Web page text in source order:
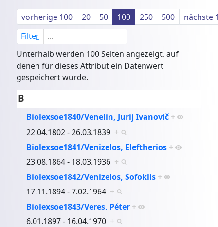
vorherige 100 20 50 100 250 500
nächste
Filter
Unterhalb werden 100 Seiten angezeigt, auf
denen für dieses Attribut ein Datenwert
gespeichert wurde.
B
Biolexsoe1840/Venelin, Jurij Ivanovič +
22.04.1802 - 26.03.1839 +
Biolexsoe1841/Venizelos, Eleftherios +
23.08.1864 - 18.03.1936 +
Biolexsoe1842/Venizelos, Sofoklis +
17.11.1894 - 7.02.1964 +
Biolexsoe1843/Veres, Péter +
6.01.1897 - 16.04.1970 +